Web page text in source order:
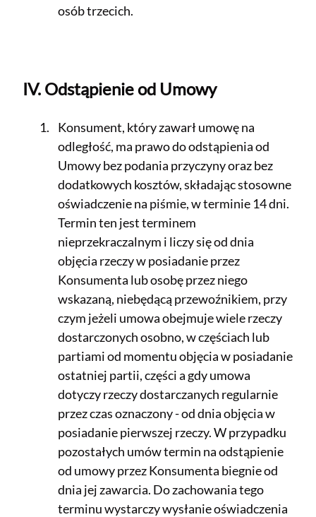
osób trzecich.
IV. Odstąpienie od Umowy
Konsument, który zawarł umowę na
odległość, ma prawo do odstąpienia od
Umowy bez podania przyczyny oraz bez
dodatkowych kosztów, składając stosowne
oświadczenie na piśmie, w terminie 14 dni.
Termin ten jest terminem
nieprzekraczalnym i liczy się od dnia
objęcia rzeczy w posiadanie przez
Konsumenta lub osobę przez niego
wskazaną, niebędącą przewoźnikiem, przy
czym jeżeli umowa obejmuje wiele rzeczy
dostarczonych osobno, w częściach lub
partiami od momentu objęcia w posiadanie
ostatniej partii, części a gdy umowa
dotyczy rzeczy dostarczanych regularnie
przez czas oznaczony - od dnia objęcia w
posiadanie pierwszej rzeczy. W przypadku
pozostałych umów termin na odstąpienie
od umowy przez Konsumenta biegnie od
dnia jej zawarcia. Do zachowania tego
terminu wystarczy wysłanie oświadczenia